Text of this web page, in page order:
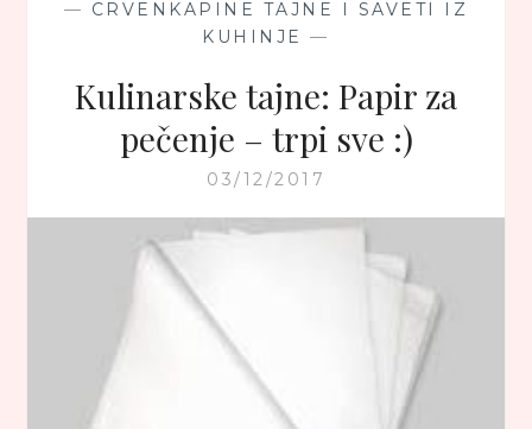
— CRVENKAPINE TAJNE I SAVETI IZ
KUHINJE —
Kulinarske tajne: Papir za
pečenje – trpi sve :)
03/12/2017